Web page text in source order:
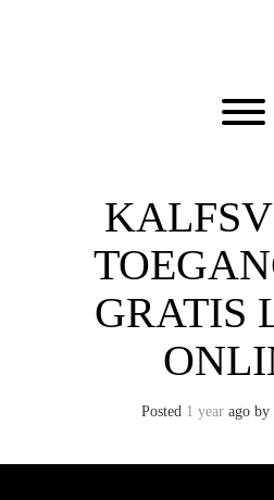
GRATIS
Posted 1 year ago by